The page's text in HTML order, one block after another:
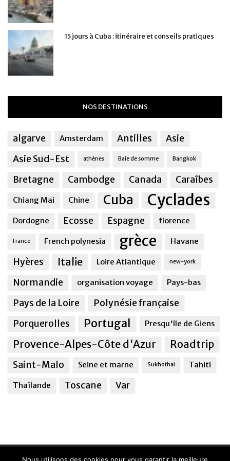
15 jours à Cuba : itinéraire et conseils pratiques
NOS DESTINATIONS
algarve Amsterdam Antilles
Asie
Asie Sud-Est
athènes Baie de somme Bangkok
Bretagne Cambodge Canada Caraîbes
Chiang Mai Chine Cuba Cyclades
Dordogne Ecosse Espagne florence
France French polynesia grèce Havane
Hyères Italie Loire Atlantique new-york
Normandie organisation voyage Pays-bas
Pays de la Loire
Polynésie française
Porquerolles
Portugal Presqu'île de Giens
Provence-Alpes-Côte d'Azur Roadtrip
Saint-Malo Seine et marne Sukhothai Tahiti
Thaïlande Toscane Var